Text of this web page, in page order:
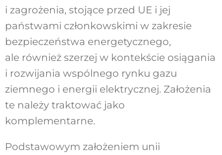
i zagrożenia, stojące przed UE i jej
państwami członkowskimi w zakresie
bezpieczeństwa energetycznego,
ale również szerzej w kontekście osiągania
i rozwijania wspólnego rynku gazu
ziemnego i energii elektrycznej. Założenia
te należy traktować jako
komplementarne.
Podstawowym założeniem unii